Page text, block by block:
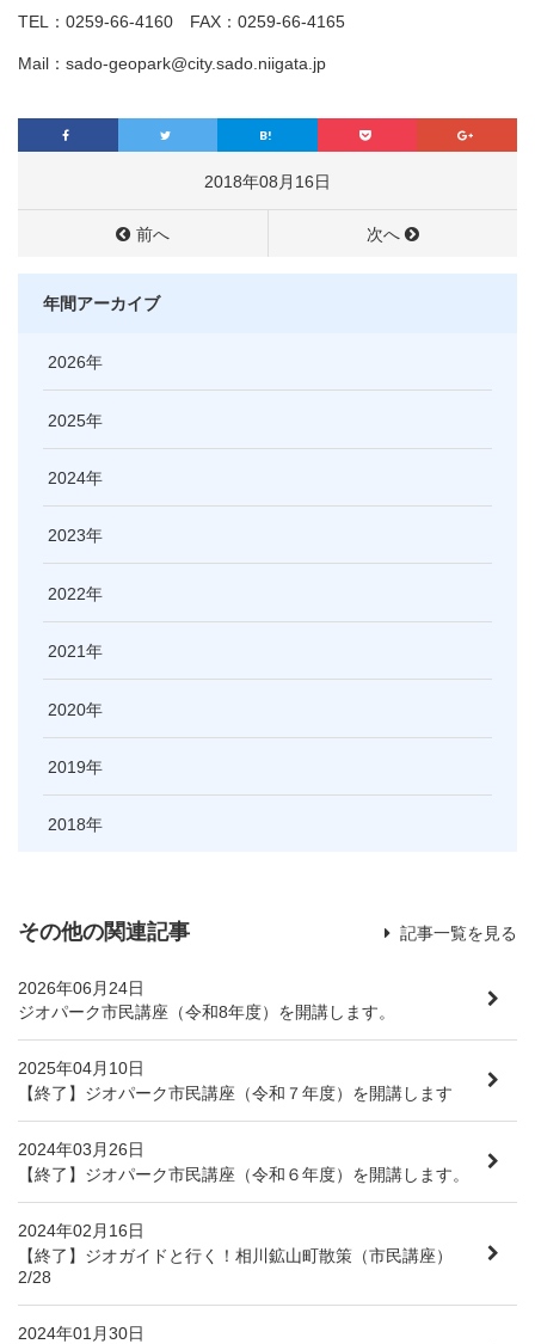
TEL：0259-66-4160 FAX：0259-66-4165
Mail：sado-geopark@city.sado.niigata.jp
2018年08月16日
前へ 次へ
年間アーカイブ
2026
2025
2024
2023
2022
2021
2020
2019
2018
その他の関連記事 記事一覧を見る
2026年06月24日
ジオパーク市民講座（令和8年度）を開講します。
2025年04月10日
【終了】ジオパーク市民講座（令和７年度）を開講します
2024年03月26日
【終了】ジオパーク市民講座（令和６年度）を開講します。
2024年02月16日
【終了】ジオガイドと行く！相川鉱山町散策（市民講座）
2/28
2024年01月30日